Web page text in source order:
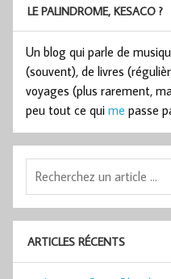
LE PALINDROME, KESACO ?
Un blog qui parle de
(souvent), de livres
voyages (plus rarement,
peu tout ce qui me passe
ARTICLES RÉCENTS